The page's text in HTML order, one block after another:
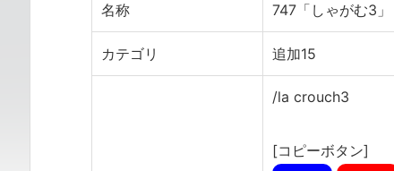
名称 747「しゃがむ3」
カテゴリ 追加15
/la crouch3
[コピーボタン]